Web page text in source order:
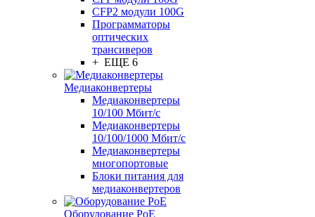
CFP2 модули 100G
Программаторы
оптических
трансиверов
+ ЕЩЕ 6
Медиаконвертеры
Медиаконвертеры
10/100 Мбит/с
Медиаконвертеры
10/100/1000 Мбит/c
Медиаконвертеры
многопортовые
Блоки питания для
медиаконвертеров
Оборудование PoE